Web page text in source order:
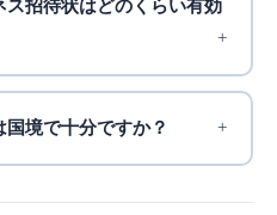
ス招待状はどのくらい有効
境で十分ですか？